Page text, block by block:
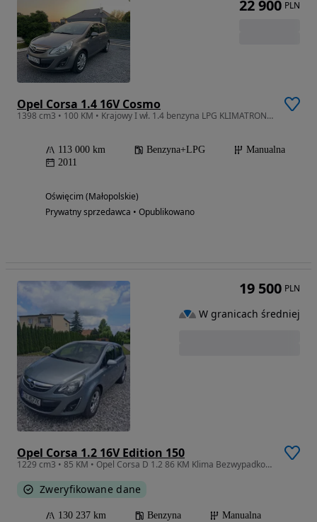
Opel Corsa 1.4 16V Cosmo
1398 cm3 • 100 KM • Krajowy I wł. 1.4 benzyna LPG KLIMATRONIK skóra pedantyczny
113 000 km Benzyna+LPG
Manualna
2011
Oświęcim (Małopolskie)
Prywatny sprzedawca • Opublikowano
22 900 PLN
Opel Corsa 1.2 16V Edition 150
1229 cm3 • 85 KM • Opel Corsa D 1.2 86 KM Klima Bezwypadkowa 130 tys. km 2 Kluczyki
Zweryfikowane dane
130 237 km Benzyna
Manualna
19 500 PLN
W granicach średniej